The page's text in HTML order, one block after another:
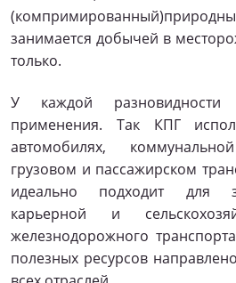
занимается добычей в
только.
У каждой
применения. Так КПГ
автомобилях,
грузовом и пассажирском
идеально подходит для
карьерной и
железнодорожного
полезных ресурсов